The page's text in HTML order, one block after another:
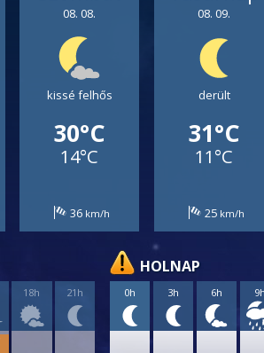
08. 08.
kissé felhős
30°C
14°C
36
08. 09.
derült
31°C
11°C
25
18h 21h
HOLNAP
0h 3h 6h 9h